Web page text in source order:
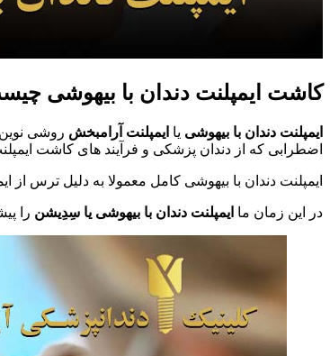
کاشت ایمپلنت دندان با بیهوشی
ایمپلنت دندان با بیهوشی یا ایمپلنت آرامبخش روشی نوین
اضطرابی که از دندان پزشکی و فرآیند های کاشت
ایمپلنت دندان با بیهوشی کامل معمولا به دلیل ترس از
در این زمان ما ایمپلنت دندان با بیهوشی یا سِدِیشن را